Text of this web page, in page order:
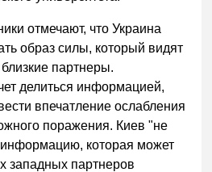
отмечают, что Украина
образ силы, который видят
партнеры.
делиться информацией,
впечатление ослабления
поражения. Киев "не
информацию, которая может
западных партнеров